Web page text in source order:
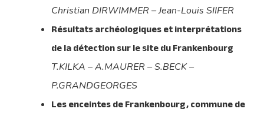
Christian DIRWIMMER – Jean-Louis SIIFER
Résultats archéologiques et interprétations
de la détection sur le site du Frankenbourg
T.KILKA – A.MAURER – S.BECK –
P.GRANDGEORGES
Les enceintes de Frankenbourg, commune de